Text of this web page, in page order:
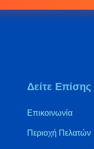
Δείτε Επίσης
Επικοινωνία
Περιοχή Πελατών